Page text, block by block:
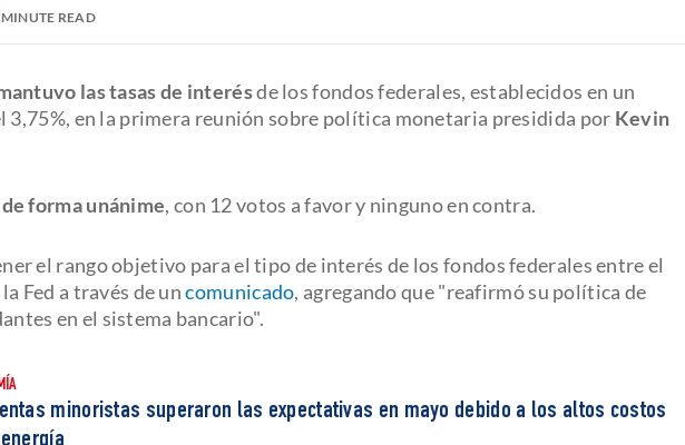
READ
las tasas de interésde los fondos federales, establecidos en un
3,75%, en la primera reunión sobre política monetaria presidida por Kevin
forma unánime, con 12 votos a favor y ninguno en contra.
el rango objetivo para el tipo de interés de los fondos federales entre el
Fed a través de uncomunicado, agregando que "reafirmó su política de
en el sistema bancario".
minoristas superaron las expectativas en mayo debido a los altos costos